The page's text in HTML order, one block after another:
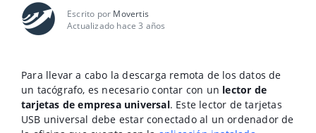
Escrito por Movertis
Actualizado hace 3 años
Para llevar a cabo la descarga remota de los datos de
un tacógrafo, es necesario contar con un lector de
tarjetas de empresa universal. Este lector de tarjetas
USB universal debe estar conectado al un ordenador de